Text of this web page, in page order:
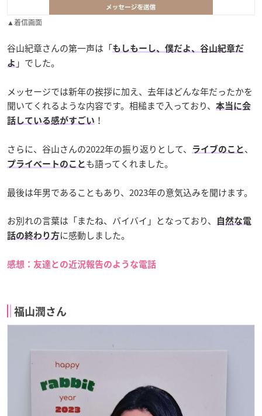
▲着信画面
谷山紀章さんの第一声は「もしもーし、僕だよ、谷山紀章だ
よ 」でした。
メッセージでは新年の挨拶に加え、去年はどんな年だったかを
聞いてくれるような内容です。相槌まで入っており、
本当に会
話している感がすごい ！
さらに、谷山さんの2022年の振り返りとして、 ライブのこと 、
プライベートのこと も語ってくれました。
最後は年男であることもあり、2023年の意気込みを聞けます。
お別れの言葉は「またね、バイバイ」となっており、
自然な電
話の終わり方に感動しました。
感想：友達との近況報告のような電話
福山潤さん